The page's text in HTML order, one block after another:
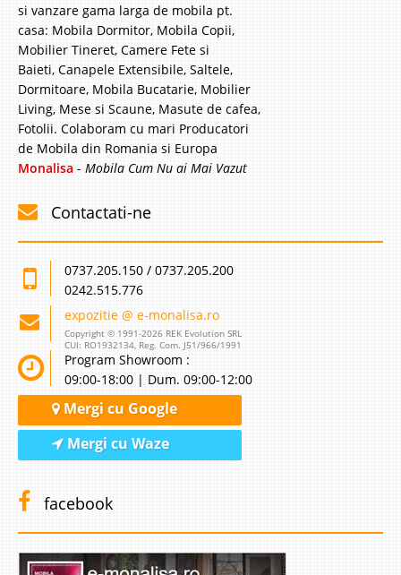
si vanzare gama larga de mobila pt.
casa: Mobila Dormitor, Mobila Copii,
Mobilier Tineret, Camere Fete si
Baieti, Canapele Extensibile, Saltele,
Dormitoare, Mobila Bucatarie, Mobilier
Living, Mese si Scaune, Masute de cafea,
Fotolii. Colaboram cu mari Producatori
de Mobila din Romania si Europa
Monalisa - Mobila Cum Nu ai Mai Vazut
Contactati-ne
0737.205.150 / 0737.205.200
0242.515.776
expozitie @ e-monalisa.ro
Copyright © 1991-2026 REK Evolution SRL
CUI: RO1932134, Reg. Com. J51/966/1991
Program Showroom :
09:00-18:00 | Dum. 09:00-12:00
Mergi cu Google
Mergi cu Waze
facebook